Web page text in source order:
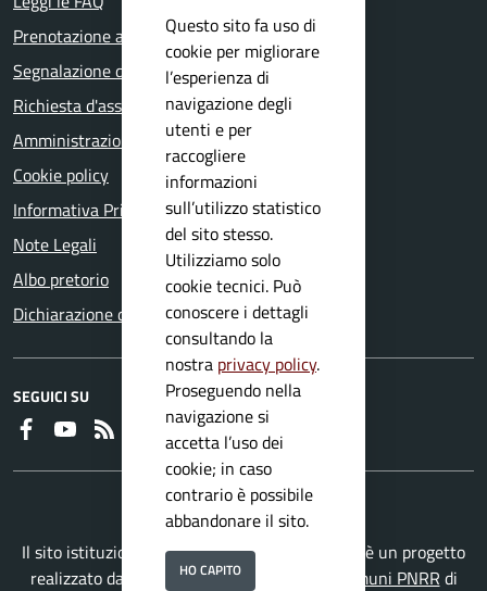
Prenotazione appuntamento
Segnalazione disservizio
Richiesta d'assistenza
Amministrazione trasparente
Cookie policy
Informativa Privacy
Note Legali
Albo pretorio
Dichiarazione di accessibilità
SEGUICI SU
Faceboook
Youtube
Il sito istituzionale del Comune di Vallio Terme è un progetto
realizzato da
Secoval srlcon la Soluzione Comuni PNRR di
Questo sito fa uso di
cookie per migliorare
l’esperienza di
navigazione degli
utenti e per
raccogliere
informazioni
sull’utilizzo statistico
del sito stesso.
Utilizziamo solo
cookie tecnici. Può
conoscere i dettagli
consultando la
nostra privacy policy.
Proseguendo nella
navigazione si
accetta l’uso dei
cookie; in caso
contrario è possibile
abbandonare il sito.
HO CAPITO